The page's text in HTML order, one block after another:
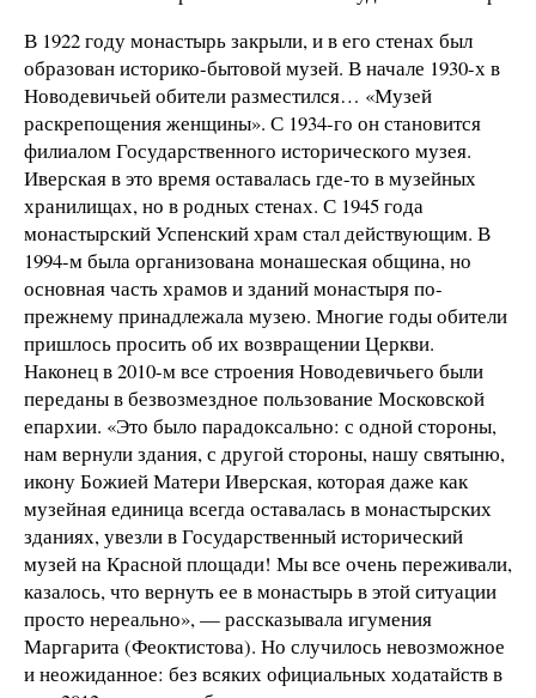
В 1922 году монастырь закрыли, и в его стенах был
образован историко-бытовой музей. В начале 1930-х в
Новодевичьей обители разместился… «Музей
раскрепощения женщины». С 1934-го он становится
филиалом Государственного исторического музея.
Иверская в это время оставалась где-то в музейных
хранилищах, но в родных стенах. С 1945 года
монастырский Успенский храм стал действующим. В
1994-м была организована монашеская община, но
основная часть храмов и зданий монастыря по-
прежнему принадлежала музею. Многие годы обители
пришлось просить об их возвращении Церкви.
Наконец в 2010-м все строения Новодевичьего были
переданы в безвозмездное пользование Московской
епархии. «Это было парадоксально: с одной стороны,
нам вернули здания, с другой стороны, нашу святыню,
икону Божией Матери Иверская, которая даже как
музейная единица всегда оставалась в монастырских
зданиях, увезли в Государственный исторический
музей на Красной площади! Мы все очень переживали,
казалось, что вернуть ее в монастырь в этой ситуации
просто нереально», — рассказывала игумения
Маргарита (Феоктистова). Но случилось невозможное
и неожиданное: без всяких официальных ходатайств в